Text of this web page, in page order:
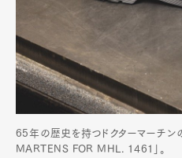
Product
Pen Membership
Official
65年の歴史を持つドクターマーチン
MARTENS FOR MHL. 1461」。